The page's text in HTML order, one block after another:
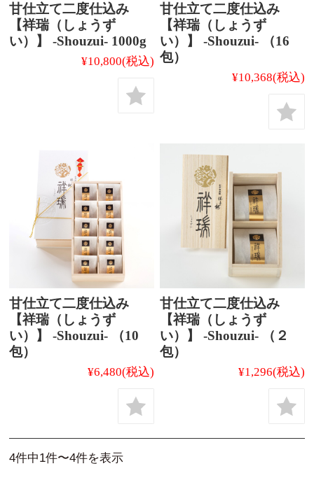
甘仕立て二度仕込み
【祥瑞（しょうず
い）】 -Shouzui- 1000g
¥10,800(税込)
甘仕立て二度仕込み
【祥瑞（しょうず
い）】 -Shouzui- （16
包）
¥10,368(税込)
甘仕立て二度仕込み
【祥瑞（しょうず
い）】 -Shouzui- （10
包）
¥6,480(税込)
甘仕立て二度仕込み
【祥瑞（しょうず
い）】 -Shouzui- （２
包）
¥1,296(税込)
4件中1件〜4件を表示